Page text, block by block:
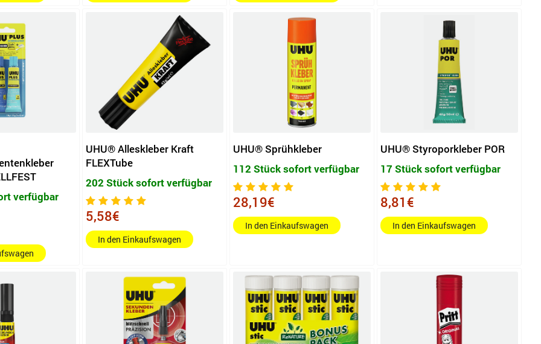
verfügbar
UHU® Alleskleber Kraft
FLEXTube
202 Stück sofort verfügbar
5,58€
In den Einkaufswagen
UHU® Sprühkleber
112 Stück sofort verfügbar
28,19€
In den Einkaufswagen
UHU® Styroporkleber POR
17 Stück sofort verfügbar
8,81€
In den Einkaufswagen